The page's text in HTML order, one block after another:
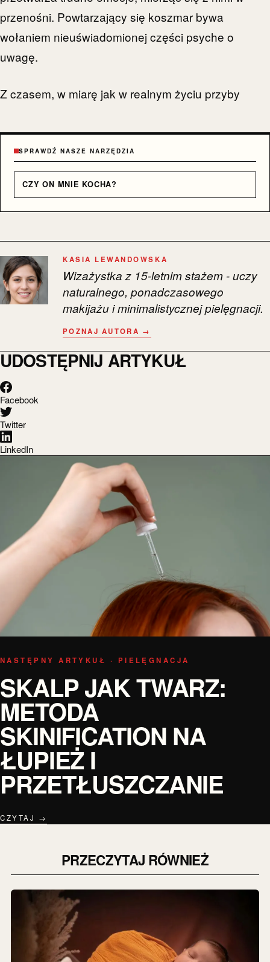
przenośni. Powtarzający się koszmar bywa
wołaniem nieuświadomionej części psyche o
uwagę.
Z czasem, w miarę jak w realnym życiu przyby
SPRAWDŹ NASZE NARZĘDZIA
CZY ON MNIE KOCHA?
KASIA LEWANDOWSKA
Wizażystka z 15-letnim stażem - uczy
naturalnego, ponadczasowego
makijażu i minimalistycznej pielęgnacji.
POZNAJ AUTORA →
UDOSTĘPNIJ ARTYKUŁ
Facebook
Twitter
LinkedIn
NASTĘPNY ARTYKUŁ · PIELĘGNACJA
SKALP JAK TWARZ:
METODA
SKINIFICATION NA
ŁUPIEŻ I
PRZETŁUSZCZANIE
CZYTAJ →
PRZECZYTAJ RÓWNIEŻ